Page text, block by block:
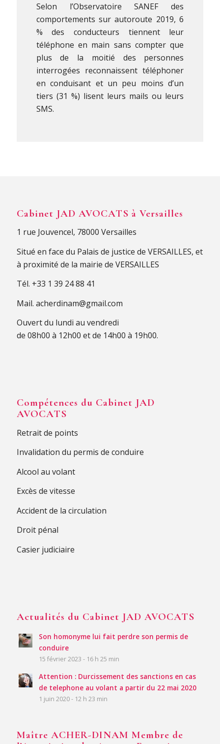
Selon l’Observatoire SANEF des
comportements sur autoroute 2019, 6
% des conducteurs tiennent leur
téléphone en main sans compter que
plus de la moitié des personnes
interrogées reconnaissent téléphoner
en conduisant et un peu moins d’un
tiers (31 %) lisent leurs mails ou leurs
SMS.
Cabinet JAD AVOCATS à Versailles
1 rue Jouvencel, 78000 Versailles
Situé en face du Palais de justice de VERSAILLES, et
à proximité de la mairie de VERSAILLES
Tél. +33 1 39 24 88 41
Mail. acherdinam@gmail.com
Ouvert du lundi au vendredi
de 08h00 à 12h00 et de 14h00 à 19h00.
Compétences du Cabinet JAD
AVOCATS
Retrait de points
Invalidation du permis de conduire
Alcool au volant
Excès de vitesse
Accident de la circulation
Droit pénal
Casier judiciaire
Actualités du Cabinet JAD AVOCATS
Son homonyme lui fait perdre son permis de
conduire
15 février 2023 - 16 h 25 min
Attention : Durcissement des sanctions en cas
de telephone au volant a partir du 22 mai 2020
1 juin 2020 - 12 h 23 min
Maître ACHER-DINAM Membre de